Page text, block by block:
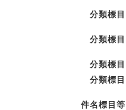
分類標目
分類標目
分類標目
分類標目
件名標目等